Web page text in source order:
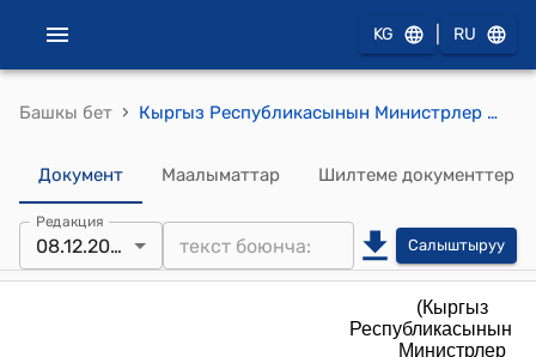
KG RU
Башкы бет › Кыргыз Республикасынын Министрлер Кабинетинин 2022-жылдын 26-апрелиндеги № 213 "Кыргыз Республикасынын Жаратылыш ресурстары, экология жана техникалык көзөмөл министрлигине караштуу "Кыргызгеология" мамлекеттик ишканасынын" Уставы тиркеме
Документ Маалыматтар Шилтеме документтер
Редакция
08.12.2025 Салыштыруу